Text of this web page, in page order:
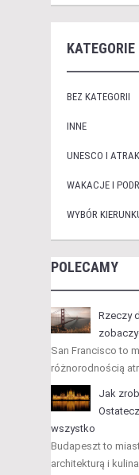
KATEGORIE
BEZ KATEGORII
INNE
UNESCO I
WAKACJE I
WYBÓR
POLECAMY
Rzeczy
San Francisco to
różnorodnością
Jak
wszystko
Budapeszt to
architekturą i